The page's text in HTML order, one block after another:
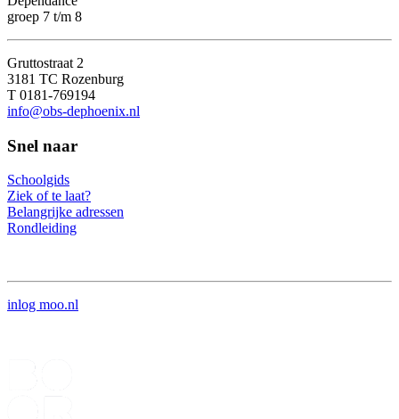
groep 7 t/m 8
Gruttostraat 2
3181 TC Rozenburg
T 0181-769194
info@obs-dephoenix.nl
Snel naar
Schoolgids
Ziek of te laat?
Belangrijke adressen
Rondleiding
inlog moo.nl